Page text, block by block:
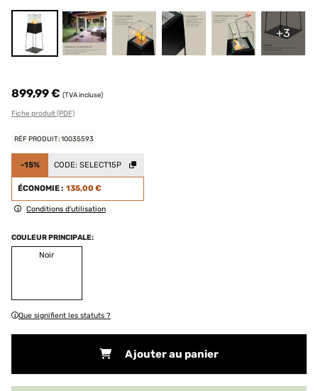
+3
899,99 € (TVA incluse)
Fiche produit (PDF)
RÉF PRODUIT: 10035593
-15% CODE: SELECT15P
ÉCONOMIE : 135,00 €
Conditions d'utilisation
COULEUR PRINCIPALE:
Noir
Que signifient les statuts ?
Ajouter au panier